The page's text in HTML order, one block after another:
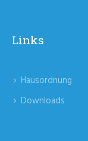
Links
Hausordnung
Downloads